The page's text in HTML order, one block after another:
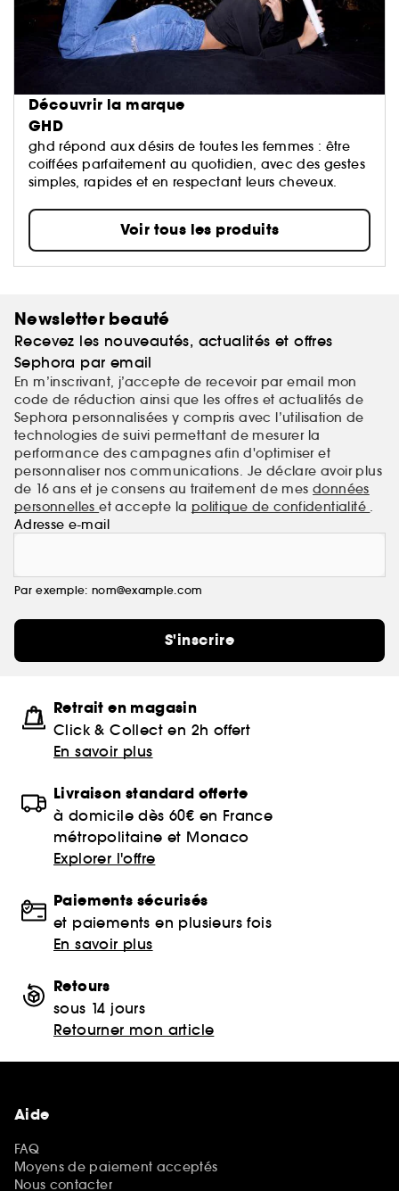
Découvrir la marque
GHD
ghd répond aux désirs de toutes les femmes : être
coiffées parfaitement au quotidien, avec des gestes
simples, rapides et en respectant leurs cheveux.
Voir tous les produits
Newsletter beauté
Recevez les nouveautés, actualités et offres
Sephora par email
En m’inscrivant, j’accepte de recevoir par email mon
code de réduction ainsi que les offres et actualités de
Sephora personnalisées y compris avec l’utilisation de
technologies de suivi permettant de mesurer la
performance des campagnes afin d'optimiser et
personnaliser nos communications. Je déclare avoir plus
de 16 ans et je consens au traitement de mes données
personnelleset accepte la politique de confidentialité .
Adresse e-mail
Par exemple: nom@example.com
S'inscrire
Retrait en magasin
Click & Collect en 2h offert
En savoir plus
Livraison standard offerte
à domicile dès 60€ en France
métropolitaine et Monaco
Explorer l'offre
Paiements sécurisés
et paiements en plusieurs fois
En savoir plus
Retours
sous 14 jours
Retourner mon article
Aide
FAQ
Moyens de paiement acceptés
Nous contacter